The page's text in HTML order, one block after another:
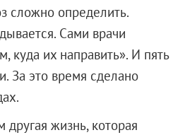
сложно определить.
Сами врачи
куда их направить». И пять
За это время сделано
другая жизнь, которая